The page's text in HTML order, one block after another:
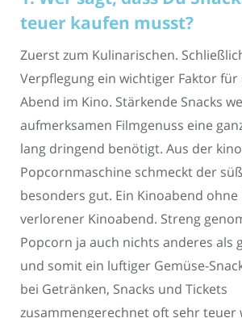
teuer kaufen musst?
Zuerst zum Kulinarischen.
Verpflegung ein wichtiger Faktor
Abend im Kino. Stärkende Snacks
aufmerksamen Filmgenuss eine
lang dringend benötigt. Aus der
Popcornmaschine schmeckt der
besonders gut. Ein Kinoabend
verlorener Kinoabend. Streng
Popcorn ja auch nichts anderes als
und somit ein luftiger Gemüse-
bei Getränken, Snacks und Tickets
zusammengerechnet oft sehr teuer